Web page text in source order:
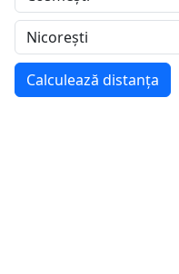
Calculează distanța